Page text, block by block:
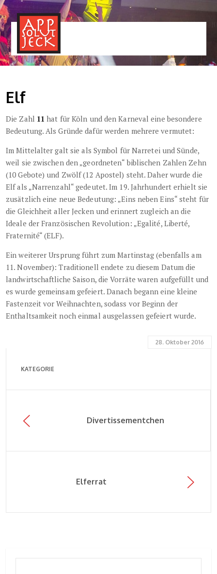
Elf
Die Zahl 11 hat für Köln und den Karneval eine besondere
Bedeutung. Als Gründe dafür werden mehrere vermutet:
Im Mittelalter galt sie als Symbol für Narretei und Sünde,
weil sie zwischen den „geordneten“ biblischen Zahlen Zehn
(10 Gebote) und Zwölf (12 Apostel) steht. Daher wurde die
Elf als „Narrenzahl“ gedeutet. Im 19. Jahrhundert erhielt sie
zusätzlich eine neue Bedeutung: „Eins neben Eins“ steht für
die Gleichheit aller Jecken und erinnert zugleich an die
Ideale der Französischen Revolution: „Egalité, Liberté,
Fraternité“ (ELF).
Ein weiterer Ursprung führt zum Martinstag (ebenfalls am
11. November): Traditionell endete zu diesem Datum die
landwirtschaftliche Saison, die Vorräte waren aufgefüllt und
es wurde gemeinsam gefeiert. Danach begann eine kleine
Fastenzeit vor Weihnachten, sodass vor Beginn der
Enthaltsamkeit noch einmal ausgelassen gefeiert wurde.
28. Oktober 2016
KATEGORIE
Divertissementchen
Elferrat